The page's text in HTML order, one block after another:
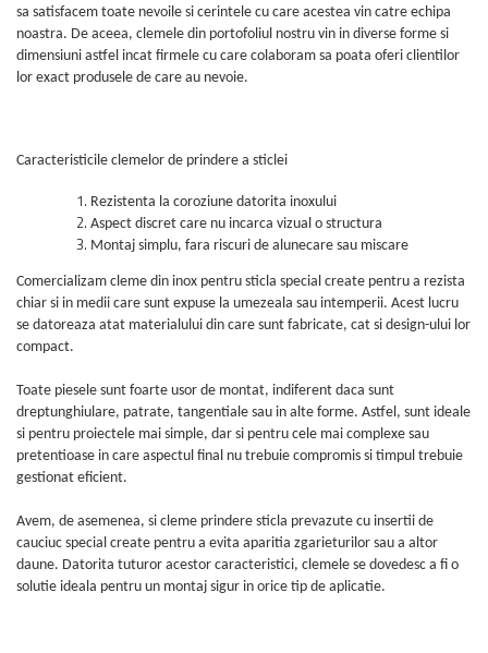
sa satisfacem toate nevoile si cerintele cu care acestea vin catre echipa
noastra. De aceea, clemele din portofoliul nostru vin in diverse forme si
dimensiuni astfel incat firmele cu care colaboram sa poata oferi clientilor
lor exact produsele de care au nevoie.
Caracteristicile clemelor de prindere a sticlei
Rezistenta la coroziune datorita inoxului
Aspect discret care nu incarca vizual o structura
Montaj simplu, fara riscuri de alunecare sau miscare
Comercializam cleme din inox pentru sticla special create pentru a rezista
chiar si in medii care sunt expuse la umezeala sau intemperii. Acest lucru
se datoreaza atat materialului din care sunt fabricate, cat si design-ului lor
compact.
Toate piesele sunt foarte usor de montat, indiferent daca sunt
dreptunghiulare, patrate, tangentiale sau in alte forme. Astfel, sunt ideale
si pentru proiectele mai simple, dar si pentru cele mai complexe sau
pretentioase in care aspectul final nu trebuie compromis si timpul trebuie
gestionat eficient.
Avem, de asemenea, si cleme prindere sticla prevazute cu insertii de
cauciuc special create pentru a evita aparitia zgarieturilor sau a altor
daune. Datorita tuturor acestor caracteristici, clemele se dovedesc a fi o
solutie ideala pentru un montaj sigur in orice tip de aplicatie.